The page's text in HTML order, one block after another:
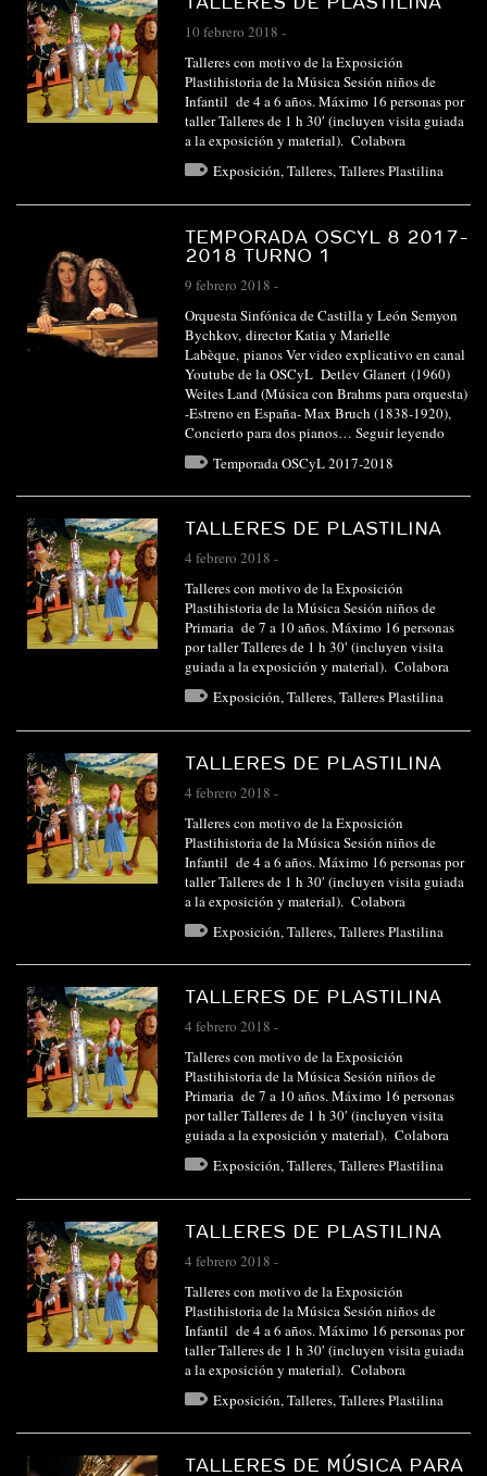
10 febrero 2018 -
Talleres con motivo de la Exposición
Plastihistoria de la Música Sesión niños de
Infantil de 4 a 6 años. Máximo 16 personas por
taller Talleres de 1 h 30′ (incluyen visita guiada
a la exposición y material). Colabora
Exposición,Talleres,Talleres Plastilina
TEMPORADA OSCYL 8 2017-
2018 TURNO 1
9 febrero 2018 -
Orquesta Sinfónica de Castilla y León Semyon
Bychkov, director Katia y Marielle
Labèque, pianos Ver video explicativo en canal
Youtube de la OSCyL Detlev Glanert (1960)
Weites Land (Música con Brahms para orquesta)
-Estreno en España- Max Bruch (1838-1920),
Concierto para dos pianos… Seguir leyendo
Temporada OSCyL 2017-2018
TALLERES DE PLASTILINA
4 febrero 2018 -
Talleres con motivo de la Exposición
Plastihistoria de la Música Sesión niños de
Primaria de 7 a 10 años. Máximo 16 personas
por taller Talleres de 1 h 30′ (incluyen visita
guiada a la exposición y material). Colabora
Exposición,Talleres,Talleres Plastilina
TALLERES DE PLASTILINA
4 febrero 2018 -
Talleres con motivo de la Exposición
Plastihistoria de la Música Sesión niños de
Infantil de 4 a 6 años. Máximo 16 personas por
taller Talleres de 1 h 30′ (incluyen visita guiada
a la exposición y material). Colabora
Exposición, Talleres, Talleres Plastilina
TALLERES DE PLASTILINA
4 febrero 2018 -
Talleres con motivo de la Exposición
Plastihistoria de la Música Sesión niños de
Primaria de 7 a 10 años. Máximo 16 personas
por taller Talleres de 1 h 30′ (incluyen visita
guiada a la exposición y material). Colabora
Exposición,Talleres,Talleres Plastilina
TALLERES DE PLASTILINA
4 febrero 2018 -
Talleres con motivo de la Exposición
Plastihistoria de la Música Sesión niños de
Infantil de 4 a 6 años. Máximo 16 personas por
taller Talleres de 1 h 30′ (incluyen visita guiada
a la exposición y material). Colabora
Exposición, Talleres, Talleres Plastilina
TALLERES DE MÚSICA PARA